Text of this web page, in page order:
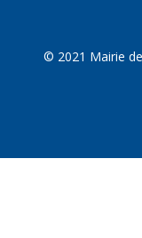
© 2021 Mairie